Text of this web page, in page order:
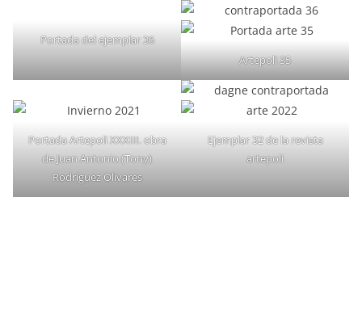
Portada del ejemplar 36
Artepoli 35
Portada Artepoli XXXIII. obra
de Juan Antonio (Tony)
Rodríguez Olivares
Ejemplar 32 de la revista
artepoli